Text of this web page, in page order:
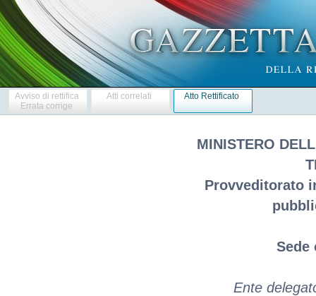
Avviso di rettifica
Errata corrige
Atti correlati Atto Rettificato
MINISTERO
Provveditorato
Sede
Ente